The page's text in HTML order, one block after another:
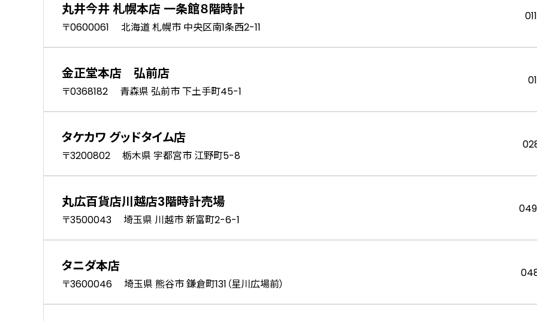
丸井今井 札幌本店 一条館８階時計
〒0600061 北海道 札幌市 中央区南1条西2-11
金正堂本店 弘前店
〒0368182 青森県 弘前市 下土手町45-1
タケカワ グッドタイム店
〒3200802 栃木県 宇都宮市 江野町5-8
丸広百貨店川越店3階時計売場
〒3500043 埼玉県 川越市 新富町2-6-1
タニダ本店
〒3600046 埼玉県 熊谷市 鎌倉町131（星川広場前）